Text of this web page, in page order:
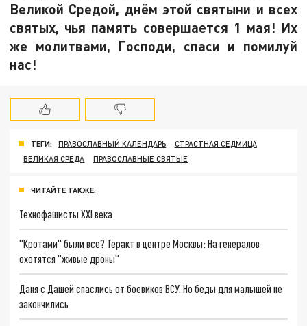
Великой Средой, днём этой святыни и всех
святых, чья память совершается 1 мая! Их
же молитвами, Господи, спаси и помилуй
нас!
ТЕГИ: ПРАВОСЛАВНЫЙ КАЛЕНДАРЬ
СТРАСТНАЯ СЕДМИЦА
ВЕЛИКАЯ СРЕДА
ПРАВОСЛАВНЫЕ СВЯТЫЕ
ЧИТАЙТЕ ТАКЖЕ:
Технофашисты XXI века
"Кротами" были все? Теракт в центре Москвы: На генералов
охотятся "живые дроны"
Даня с Дашей спаслись от боевиков ВСУ. Но беды для малышей не
закончились